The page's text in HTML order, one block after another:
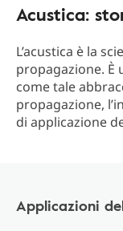
Acustica:
L’acustica è la
propagazione. È
come tale
propagazione,
di applicazione
Applicazioni